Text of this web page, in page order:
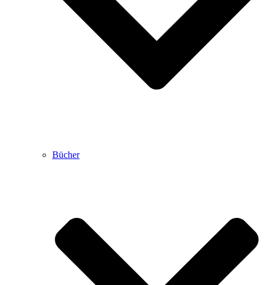
Bücher